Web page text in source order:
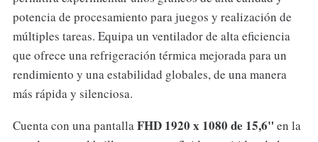
potencia de procesamiento para juegos y realización de
múltiples tareas. Equipa un ventilador de alta eficiencia
que ofrece una refrigeración térmica mejorada para un
rendimiento y una estabilidad globales, de una manera
más rápida y silenciosa.
Cuenta con una pantallaFHD 1920 x 1080 de 15,6" en la